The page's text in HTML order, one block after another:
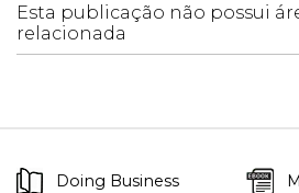
Esta publicação não possui
relacionada
Doing Business